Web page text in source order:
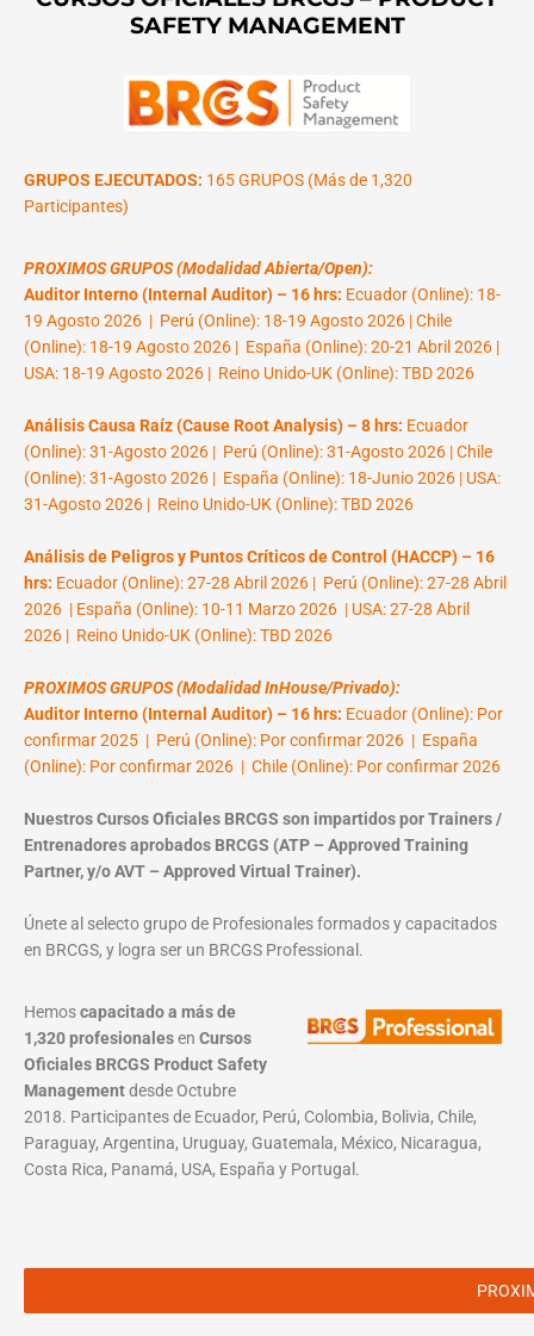
SAFETY MANAGEMENT
GRUPOS EJECUTADOS: 165 GRUPOS (Más de 1,320
Participantes)
PROXIMOS GRUPOS (Modalidad Abierta/Open):
Auditor Interno (Internal Auditor) – 16 hrs: Ecuador (Online): 18-
19 Agosto 2026 | Perú (Online): 18-19 Agosto 2026 | Chile
(Online): 18-19 Agosto 2026 | España (Online): 20-21 Abril 2026 |
USA: 18-19 Agosto 2026 | Reino Unido-UK (Online): TBD 2026
Análisis Causa Raíz (Cause Root Analysis) – 8 hrs: Ecuador
(Online): 31-Agosto 2026 | Perú (Online): 31-Agosto 2026 | Chile
(Online): 31-Agosto 2026 | España (Online): 18-Junio 2026 | USA:
31-Agosto 2026 | Reino Unido-UK (Online): TBD 2026
Análisis de Peligros y Puntos Críticos de Control (HACCP) – 16
hrs: Ecuador (Online): 27-28 Abril 2026 | Perú (Online): 27-28 Abril
2026 | España (Online): 10-11 Marzo 2026 | USA: 27-28 Abril
2026 | Reino Unido-UK (Online): TBD 2026
PROXIMOS GRUPOS (Modalidad InHouse/Privado):
Auditor Interno (Internal Auditor) – 16 hrs: Ecuador (Online): Por
confirmar 2025 | Perú (Online): Por confirmar 2026 | España
(Online): Por confirmar 2026 | Chile (Online): Por confirmar 2026
Nuestros Cursos Oficiales BRCGS son impartidos por Trainers /
Entrenadores aprobados BRCGS (ATP – Approved Training
Partner, y/o AVT – Approved Virtual Trainer).
Únete al selecto grupo de Profesionales formados y capacitados
en BRCGS, y logra ser un BRCGS Professional.
Hemoscapacitado a más de
1,320 profesionalesen Cursos
Oficiales BRCGS Product Safety
Managementdesde Octubre
2018. Participantes de Ecuador, Perú, Colombia, Bolivia, Chile,
Paraguay, Argentina, Uruguay, Guatemala, México, Nicaragua,
Costa Rica, Panamá, USA, España y Portugal.